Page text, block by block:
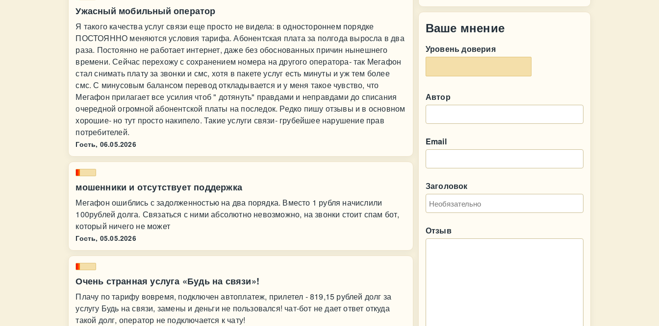
Ужасный мобильный оператор
Я такого качества услуг связи еще просто не видела: в одностороннем порядке
ПОСТОЯННО меняются условия тарифа. Абонентская плата за полгода выросла в два
раза. Постоянно не работает интернет, даже без обоснованных причин нынешнего
времени. Сейчас перехожу с сохранением номера на другого оператора- так Мегафон
стал снимать плату за звонки и смс, хотя в пакете услуг есть минуты и уж тем более
смс. С минусовым балансом перевод откладывается и у меня такое чувство, что
Мегафон прилагает все усилия чтоб " дотянуть" правдами и неправдами до списания
очередной огромной абонентской платы на последок. Редко пишу отзывы и в основном
хорошие- но тут просто накипело. Такие услуги связи- грубейшее нарушение прав
потребителей.
Гость, 06.05.2026
мошенники и отсутствует поддержка
Мегафон ошиблись с задолженностью на два порядка. Вместо 1 рубля начислили
100рублей долга. Связаться с ними абсолютно невозможно, на звонки стоит спам бот,
который ничего не может
Гость, 05.05.2026
Очень странная услуга «Будь на связи»!
Плачу по тарифу вовремя, подключен автоплатеж, прилетел - 819,15 рублей долг за
услугу Будь на связи, замены и деньги не пользовался! чат-бот не дает ответ откуда
такой долг, оператор не подключается к чату!
Ваше мнение
Уровень доверия
Автор
Email
Заголовок
Отзыв